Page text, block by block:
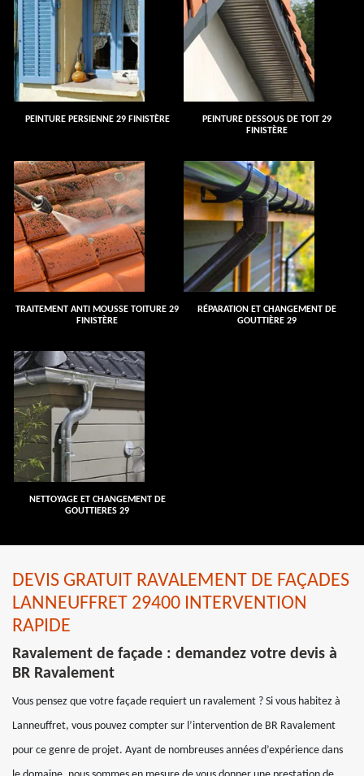
PEINTURE PERSIENNE 29 FINISTÈRE
PEINTURE DESSOUS DE TOIT 29
FINISTÈRE
TRAITEMENT ANTI MOUSSE TOITURE 29
FINISTÈRE
RÉPARATION ET CHANGEMENT DE
GOUTTIÈRE 29
NETTOYAGE ET CHANGEMENT DE
GOUTTIERES 29
DEVIS GRATUIT RAVALEMENT DE FAÇADES
LANNEUFFRET 29400 INTERVENTION
RAPIDE
Ravalement de façade : demandez votre devis à
BR Ravalement
Vous pensez que votre façade requiert un ravalement ? Si vous habitez à
Lanneuffret, vous pouvez compter sur l’intervention de BR Ravalement
pour ce genre de projet. Ayant de nombreuses années d’expérience dans